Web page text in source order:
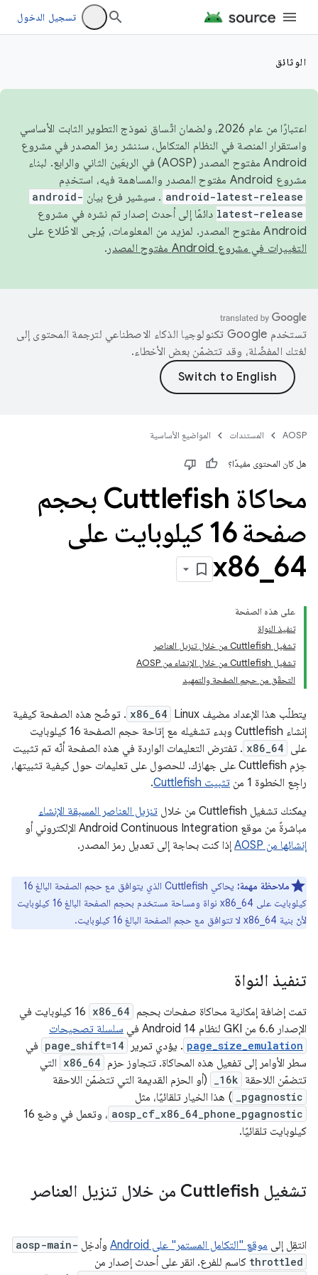
تسجيل الدخول
الوثائق
اعتبارًا من عام 2026، ولضمان اتّساق نموذج التطوير الثابت الأساسي
واستقرار المنصة في النظام المتكامل، سننشر رمز المصدر في مشروع
Android مفتوح المصدر (AOSP) في الربعَين الثاني والرابع. لبناء
مشروع Android مفتوح المصدر والمساهمة فيه، استخدِم
android-latest-release . سيشير فرع بيان android-
latest-release دائمًا إلى أحدث إصدار تم نشره في مشروع
Android مفتوح المصدر. لمزيد من المعلومات، يُرجى الاطّلاع على
التغييرات في مشروع Android مفتوح المصدر
.
تستخدم Google تكنولوجيا الذكاء الاصطناعي لترجمة المحتوى إلى
لغتك المفضّلة، وقد تتضمّن بعض الأخطاء.
AOSP المستندات المواضيع الأساسية
هل كان المحتوى مفيدًا؟
محاكاة Cuttlefish بحجم
صفحة 16 كيلوبايت على
x86 64
على هذه الصفحة
تنفيذ النواة
تشغيل Cuttlefish من خلال تنزيل العناصر
تشغيل Cuttlefish من خلال الإنشاء من AOSP
التحقّق من حجم الصفحة والتمهيد
يتطلّب هذا الإعداد مضيف Linux x86_64 . توضّح هذه الصفحة كيفية
إنشاء Cuttlefish وبدء تشغيله مع إتاحة حجم الصفحة 16 كيلوبايت
على x86_64 . تفترض التعليمات الواردة في هذه الصفحة أنّه تم تثبيت
حِزم Cuttlefish على جهازك. للحصول على تعليمات حول كيفية تثبيتها،
راجِع الخطوة 1 من
تثبيت Cuttlefish
.
يمكنك تشغيل Cuttlefish من خلال
تنزيل العناصر المسبقة الإنشاء
مباشرةً من موقع Android Continuous Integration الإلكتروني أو
إنشائها من AOSP
إذا كنت بحاجة إلى تعديل رمز المصدر.
ملاحظة مهمة:
يحاكي Cuttlefish الذي يتوافق مع حجم الصفحة البالغ 16
كيلوبايت على x86_64 نواة ومساحة مستخدم بحجم الصفحة البالغ 16 كيلوبايت
لأنّ بنية x86_64 لا تتوافق مع حجم الصفحة البالغ 16 كيلوبايت.
تنفيذ النواة
تمت إضافة إمكانية محاكاة صفحات بحجم x86_64
16 كيلوبايت في
الإصدار 6.6 من GKI لنظام Android 14 في
سلسلة تصحيحات
page_size_emulation . يؤدي تمرير page_shift=14 في
سطر الأوامر إلى تفعيل هذه المحاكاة. تتجاوز حزم x86_64 التي
تتضمّن اللاحقة _16k (أو الحزم القديمة التي تتضمّن اللاحقة
_pgagnostic ) هذا الخيار تلقائيًا، مثل
aosp_cf_x86_64_phone_pgagnostic
، وتعمل في وضع 16
كيلوبايت تلقائيًا.
تشغيل Cuttlefish من خلال تنزيل العناصر
انتقِل إلى موقع "التكامل المستمر" على Android وأدخِل aosp-main-
throttled كاسم للفرع. انقر على أحدث إصدار من